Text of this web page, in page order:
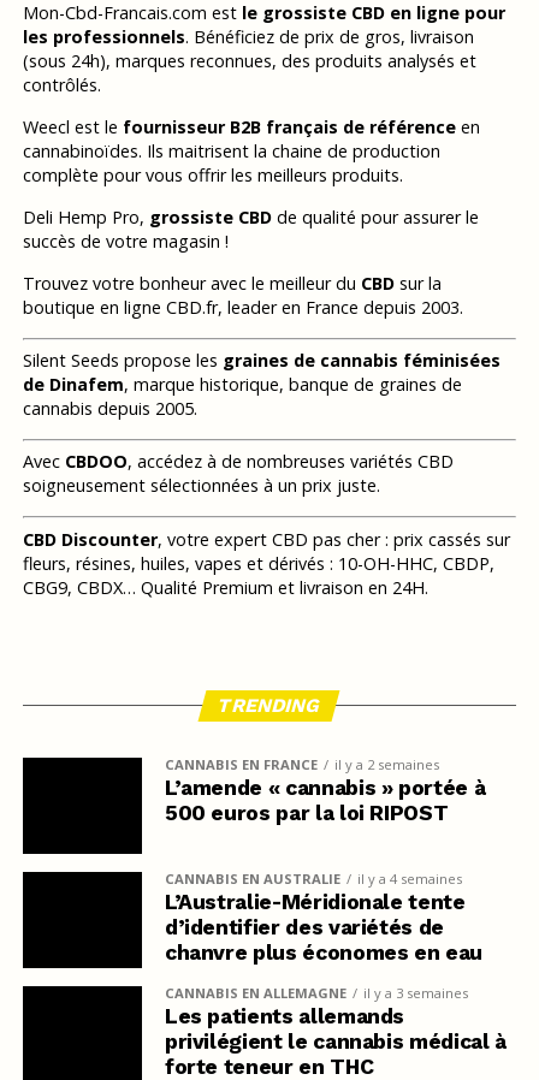
Mon-Cbd-Francais.com est le grossiste CBD en ligne pour
les professionnels. Bénéficiez de prix de gros, livraison
(sous 24h), marques reconnues, des produits analysés et
contrôlés.
Weecl est le fournisseur B2B français de référenceen
cannabinoïdes. Ils maitrisent la chaine de production
complète pour vous offrir les meilleurs produits.
Deli Hemp Pro, grossiste CBDde qualité pour assurer le
succès de votre magasin !
Trouvez votre bonheur avec le meilleur du CBDsur la
boutique en ligne CBD.fr, leader en France depuis 2003.
Silent Seeds propose les graines de cannabis féminisées
de Dinafem, marque historique, banque de graines de
cannabis depuis 2005.
Avec CBDOO, accédez à de nombreuses variétés CBD
soigneusement sélectionnées à un prix juste.
CBD Discounter, votre expert CBD pas cher : prix cassés sur
fleurs, résines, huiles, vapes et dérivés : 10-OH-HHC, CBDP,
CBG9, CBDX… Qualité Premium et livraison en 24H.
TRENDING
CANNABIS EN FRANCE il y a 2 semaines
L’amende « cannabis » portée à
500 euros par la loi RIPOST
CANNABIS EN AUSTRALIE il y a 4 semaines
L’Australie-Méridionale tente
d’identifier des variétés de
chanvre plus économes en eau
CANNABIS EN ALLEMAGNE il y a 3 semaines
Les patients allemands
privilégient le cannabis médical à
forte teneur en THC